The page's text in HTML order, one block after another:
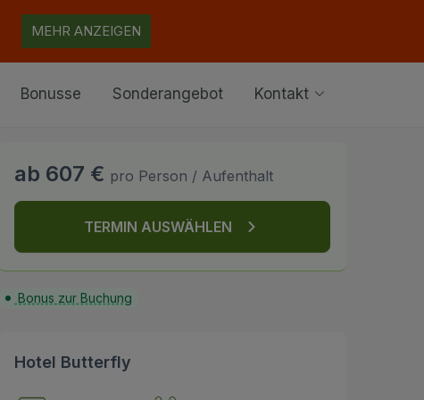
MEHR ANZEIGEN
Bonusse Sonderangebot Kontakt
ab 607 € pro Person / Aufenthalt
TERMIN AUSWÄHLEN
Bonus zur Buchung
Hotel Butterfly